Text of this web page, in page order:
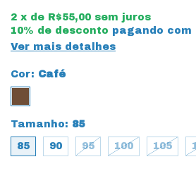
2 x de R$55,00 sem juros
10% de desconto pagando com
Ver mais detalhes
Cor: Café
Tamanho: 85
85 90 95 100 105